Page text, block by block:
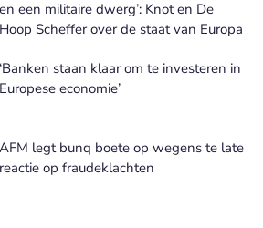
en een militaire dwerg’: Knot en De
Hoop Scheffer over de staat van Europa
‘Banken staan klaar om te investeren in
Europese economie’
AFM legt bunq boete op wegens te late
reactie op fraudeklachten